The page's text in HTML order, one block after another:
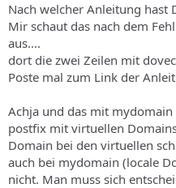
Nach welcher Anleitung hast
Mir schaut das nach dem
aus....
dort die zwei Zeilen mit
Poste mal zum Link der
Achja und das mit
postfix mit virtuellen
Domain bei den virtuellen
auch bei mydomain (locale
nicht. Man muss sich